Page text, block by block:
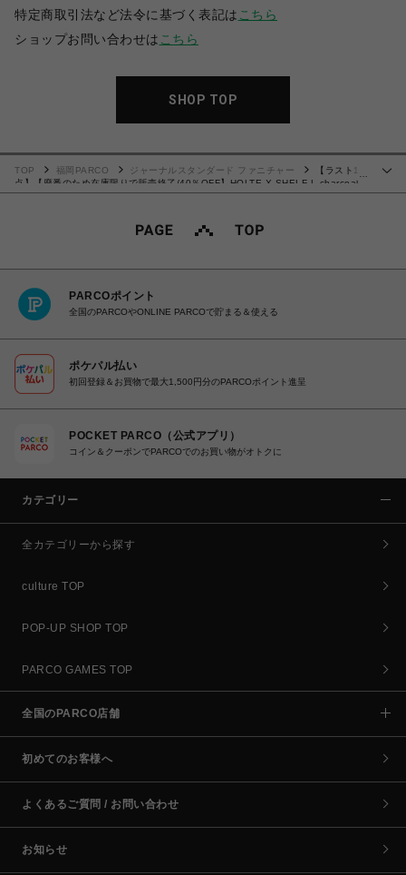
特定商取引法など法令に基づく表記は こちら
ショップお問い合わせは こちら
SHOP TOP
TOP 福岡PARCO ジャーナルスタンダード ファニチャー
【ラスト1
点】【廃番のため在庫限りで販売終了/40％OFF】HOLTE X SHELF L charcoal
ホルテ シェルフ 708
PARCOポイント
全国のPARCOやONLINE PARCOで貯まる＆使える
ポケパル払い
初回登録＆お買物で最大1,500円分のPARCOポイント進呈
POCKET PARCO（公式アプリ）
コイン＆クーポンでPARCOでのお買い物がオトクに
カテゴリー
全カテゴリーから探す
culture TOP
POP-UP SHOP TOP
PARCO GAMES TOP
全国のPARCO店舗
初めてのお客様へ
よくあるご質問 / お問い合わせ
お知らせ